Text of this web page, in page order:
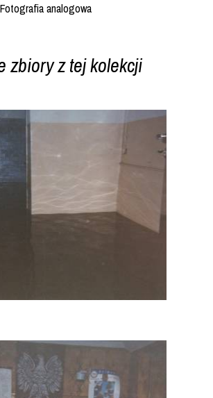
Fotografia analogowa
zbiory z tej kolekcji